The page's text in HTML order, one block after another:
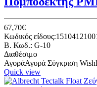
67,70€
Κωδικός
B. Κωδ.: G-10
Διαθέσιμο
ΑγοράΑγορά Σύγκριση
Quick view